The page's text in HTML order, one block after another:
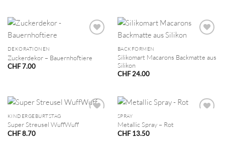
DEKORATIONEN
Zuckerdekor – Bauernhoftiere
CHF7.00
BACKFORMEN
Silikomart Macarons Backmatte aus
Silikon
CHF24.00
KINDERGEBURTSTAG
Super Streusel WuffWuff
CHF8.70
SPRAY
Metallic Spray – Rot
CHF13.50